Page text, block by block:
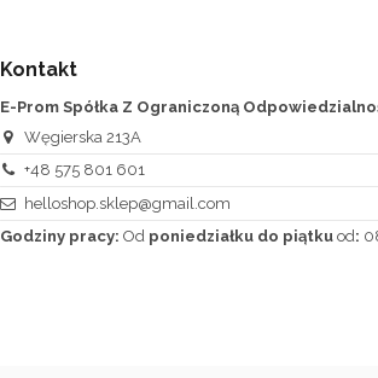
Kontakt
E-Prom Spółka Z Ograniczoną
Węgierska 213A
+48 575 801 601
helloshop.sklep@gmail.com
Godziny pracy: Od poniedziałku do piątku od: